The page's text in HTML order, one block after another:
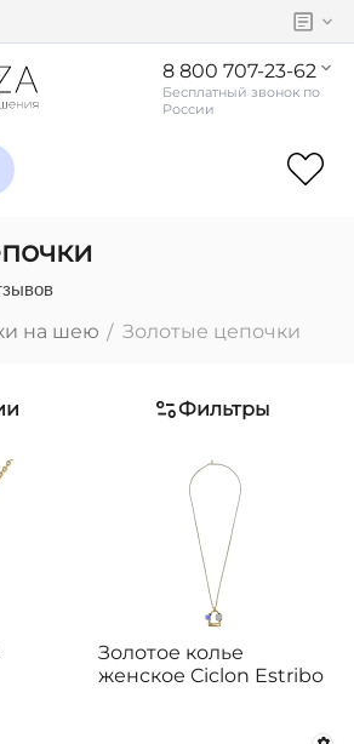
8 800 707-23-62
на шею / Золотые цепочки
Фильтры
Золотое колье
женское Ciclon Estribo